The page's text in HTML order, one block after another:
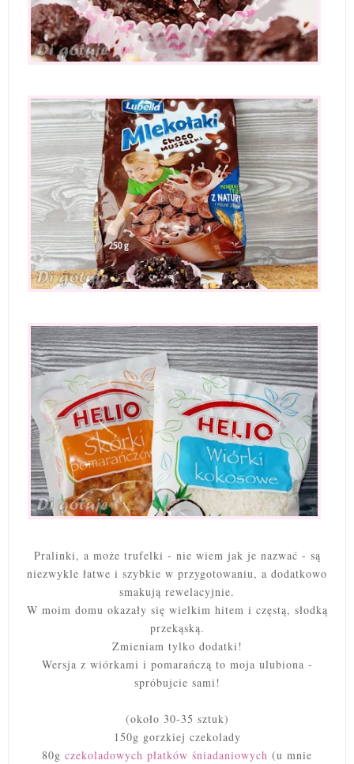
Pralinki, a może trufelki - nie wiem jak je nazwać - są
niezwykle łatwe i szybkie w przygotowaniu, a dodatkowo
smakują rewelacyjnie.
W moim domu okazały się wielkim hitem i częstą, słodką
przekąską.
Zmieniam tylko dodatki!
Wersja z wiórkami i pomarańczą to moja ulubiona -
spróbujcie sami!
(około 30-35 sztuk)
150g gorzkiej czekolady
80g czekoladowych płatków śniadaniowych (u mnie